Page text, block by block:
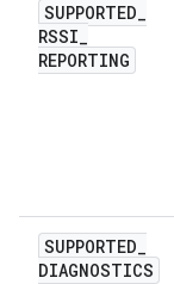
SUPPORTED_
RSSI_
REPORTING
SUPPORTED_
DIAGNOSTICS